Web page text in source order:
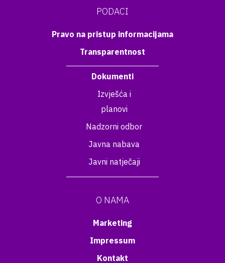
PODACI
Pravo na pristup informacijama
Transparentnost
Dokumenti
Izvješća i
planovi
Nadzorni odbor
Javna nabava
Javni natječaji
O NAMA
Marketing
Impressum
Kontakt